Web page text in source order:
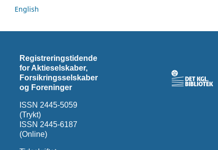
English
Registreringstidende
for Aktieselskaber,
Forsikringsselskaber
og Foreninger
ISSN 2445-5059
(Trykt)
ISSN 2445-6187
(Online)